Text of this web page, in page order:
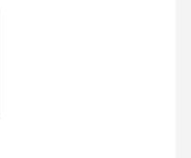
かった場合、ご希望の
ます。
る場合がございます。
お届け目安から前後し
め、配送業者および配